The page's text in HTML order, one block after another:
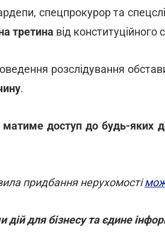
спецпрокурор та
третина від конституційного
розслідування
.
матиме доступ до будь-яких
придбання нерухомості
для бізнесу та єдине